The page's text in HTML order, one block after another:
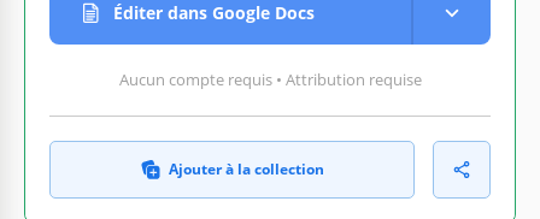
Éditer dans Google Docs
Aucun compte requis • Attribution requise
Ajouter à la collection